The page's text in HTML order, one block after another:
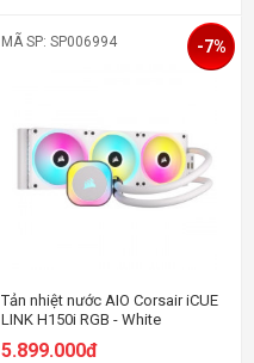
MÃ SP: SP006994
Tản nhiệt nước AIO Corsair iCUE
LINK H150i RGB - White
5.899.000đ
-7%